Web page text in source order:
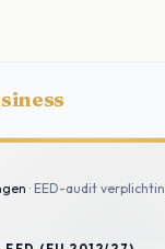
· EED-audit